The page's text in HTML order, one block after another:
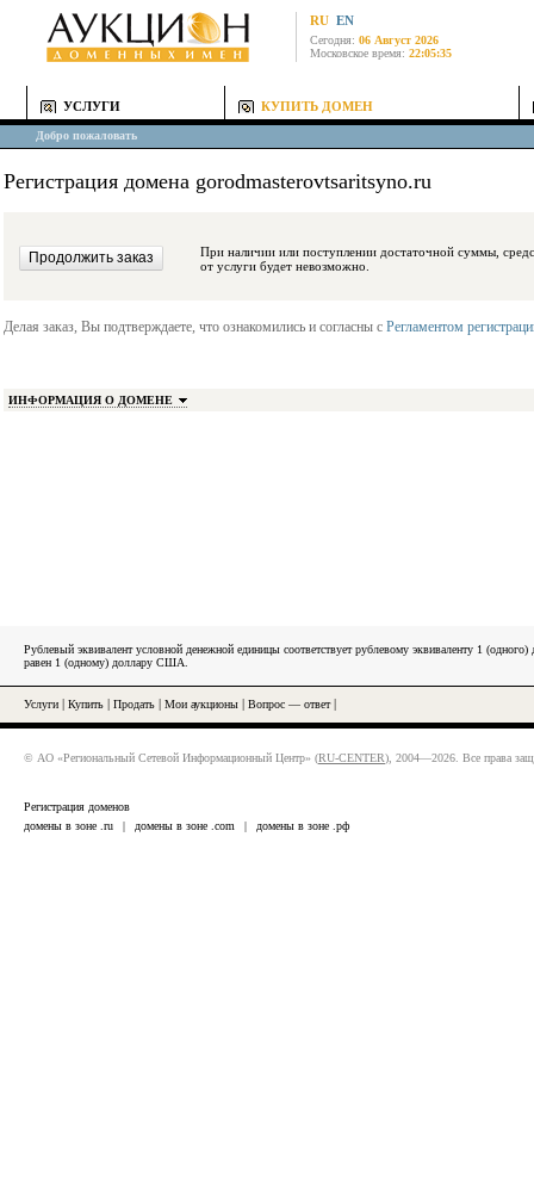
RU EN
Сегодня: 06 Август 2026
Московское время: 22:05:35
УСЛУГИ КУПИТЬ ДОМЕН
Добро пожаловать
Регистрация домена gorodmasterovtsaritsyno.ru
При наличии или поступлении достаточной суммы, средства будут
от услуги будет невозможно.
Делая заказ, Вы подтверждаете, что ознакомились и согласны с Регламентом
ИНФОРМАЦИЯ О ДОМЕНЕ
Рублевый эквивалент условной денежной единицы соответствует рублевому эквиваленту 1
равен 1 (одному) доллару США.
Услуги Купить Продать Мои аукционы Вопрос — ответ|
© АО «Региональный Сетевой Информационный Центр» (RU-CENTER), 2004—2026. Все права
Регистрация доменов
домены в зоне .ru
| домены в зоне .com | домены в зоне .рф